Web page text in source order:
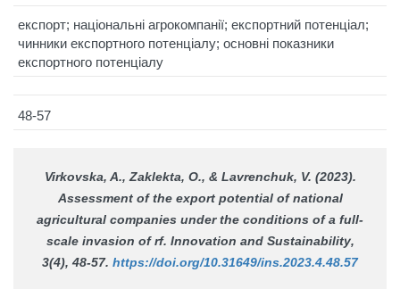
експорт; національні агрокомпанії; експортний потенціал;
чинники експортного потенціалу; основні показники
експортного потенціалу
48-57
Virkovska, A., Zaklekta, О., & Lavrenchuk, V. (2023).
Assessment of the export potential of national
agricultural companies under the conditions of a full-
scale invasion of rf. Innovation and Sustainability,
3(4), 48-57. https://doi.org/10.31649/ins.2023.4.48.57